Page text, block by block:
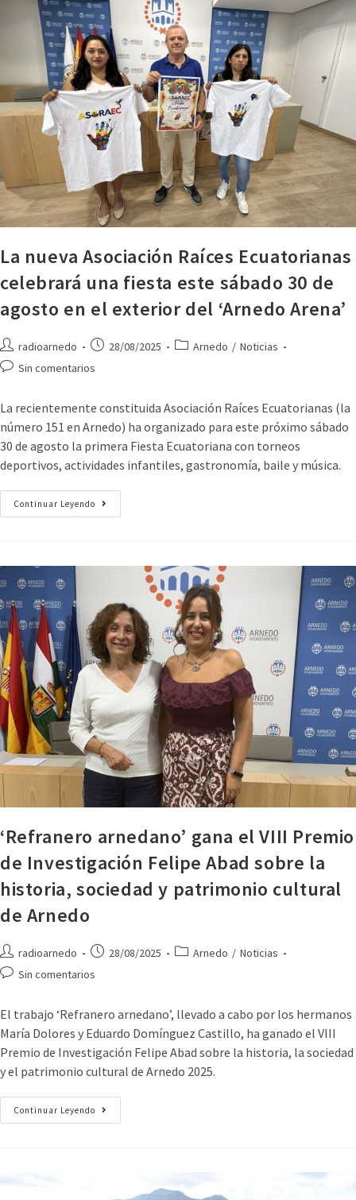
La nueva Asociación Raíces Ecuatorianas
celebrará una fiesta este sábado 30 de
agosto en el exterior del ‘Arnedo Arena’
radioarnedo 28/08/2025 Arnedo / Noticias
Sin comentarios
La recientemente constituida Asociación Raíces Ecuatorianas (la
número 151 en Arnedo) ha organizado para este próximo sábado
30 de agosto la primera Fiesta Ecuatoriana con torneos
deportivos, actividades infantiles, gastronomía, baile y música.
Continuar Leyendo
‘Refranero arnedano’ gana el VIII Premio
de Investigación Felipe Abad sobre la
historia, sociedad y patrimonio cultural
de Arnedo
radioarnedo 28/08/2025 Arnedo / Noticias
Sin comentarios
El trabajo ‘Refranero arnedano’, llevado a cabo por los hermanos
María Dolores y Eduardo Domínguez Castillo, ha ganado el VIII
Premio de Investigación Felipe Abad sobre la historia, la sociedad
y el patrimonio cultural de Arnedo 2025.
Continuar Leyendo